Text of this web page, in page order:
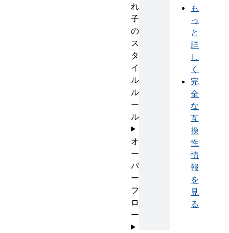
も
っ
と
詳
し
く
完
全
な
互
換
性
情
報
を
見
る
れ
子
の
ス
タ
イ
ル
ル
ー
ル
オ
ー
バ
ー
フ
ロ
ー